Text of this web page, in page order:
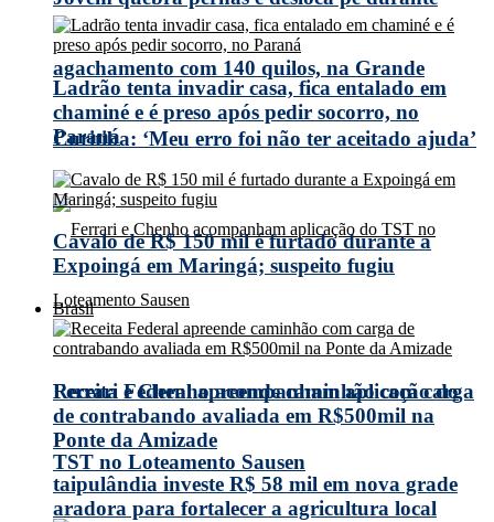
agachamento com 140 quilos, na Grande
Curitiba: ‘Meu erro foi não ter aceitado ajuda’
Ferrari e Chenho acompanham aplicação do
TST no Loteamento Sausen
Ladrão tenta invadir casa, fica entalado em
chaminé e é preso após pedir socorro, no
Paraná
Cavalo de R$ 150 mil é furtado durante a
Expoingá em Maringá; suspeito fugiu
Brasil
Receita Federal apreende caminhão com carga
de contrabando avaliada em R$500mil na
Ponte da Amizade
taipulândia investe R$ 58 mil em nova grade
aradora para fortalecer a agricultura local